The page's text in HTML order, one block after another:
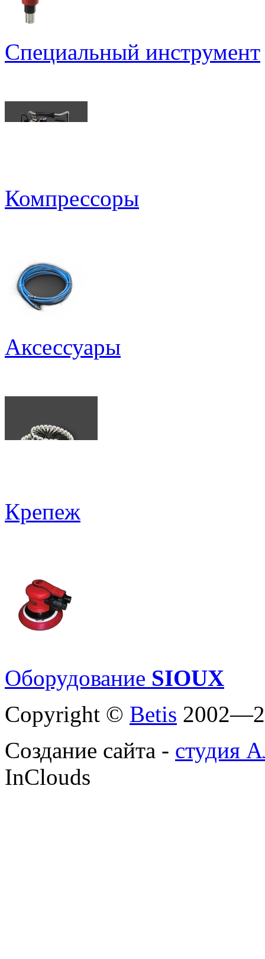
Специальный инструмент
Компрессоры
Аксессуары
Крепеж
Оборудование SIOUX
Copyright © Betis
Создание сайта - студия
InClouds